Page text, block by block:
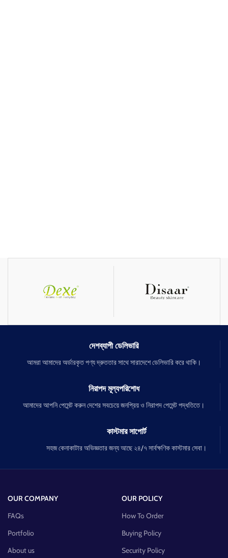
দেশব্যাপী ডেলিভারি
আমরা আমাদের অর্ডারকৃত পণ্য দ্রুততার সাথে সারাদেশে ডেলিভারি করে থাকি।
নিরাপদ মূল্যপরিশোধ
আমাদের আপনি পেমেন্ট করুন দেশের সবচেয়ে জনপ্রিয় ও নিরাপদ পেমেন্ট পদ্ধতিতে।
কাস্টমার সাপোর্ট
সহজ কেনাকাটার অভিজ্ঞতার জন্য আছে ২৪/৭ সার্বক্ষণিক কাস্টমার সেবা।
OUR COMPANY
FAQs
Portfolio
About us
OUR POLICY
How To Order
Buying Policy
Security Policy